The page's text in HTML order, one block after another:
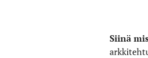
Siinä